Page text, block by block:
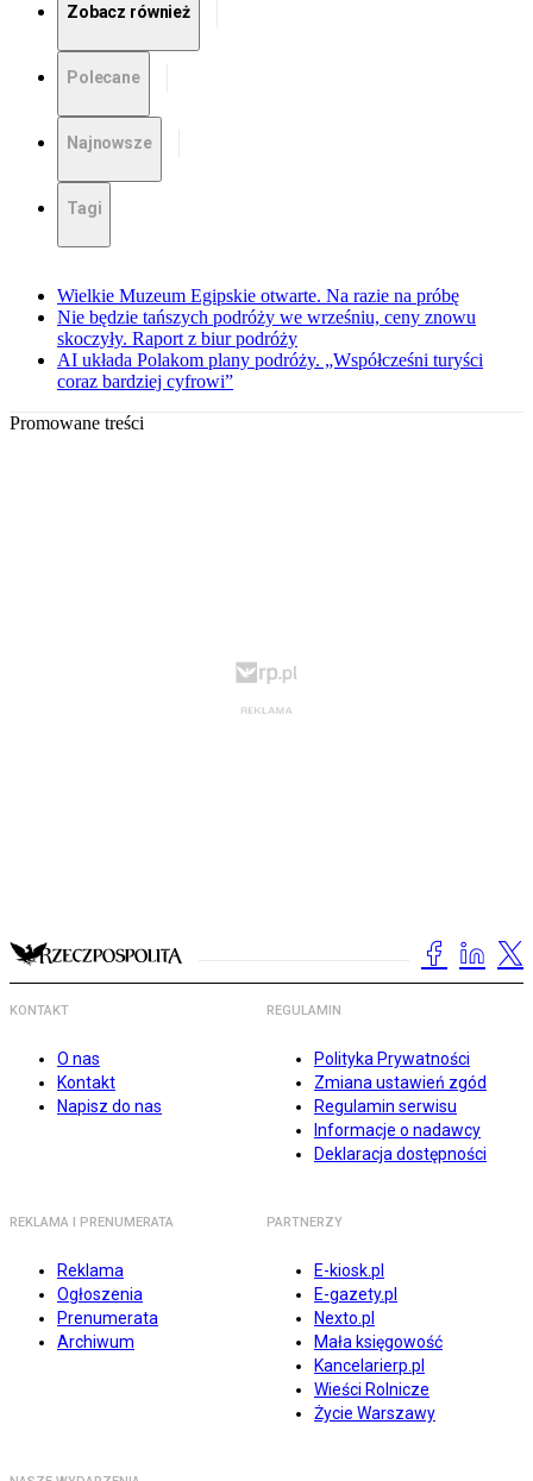
Zobacz również
Polecane
Najnowsze
Tagi
Wielkie Muzeum Egipskie otwarte. Na razie na próbę
Nie będzie tańszych podróży we wrześniu, ceny znowu
skoczyły. Raport z biur podróży
AI układa Polakom plany podróży. „Współcześni turyści
coraz bardziej cyfrowi”
Promowane treści
KONTAKT
O nas
Kontakt
Napisz do nas
REGULAMIN
Polityka Prywatności
Zmiana ustawień zgód
Regulamin serwisu
Informacje o nadawcy
Deklaracja dostępności
REKLAMA I PRENUMERATA
Reklama
Ogłoszenia
Prenumerata
Archiwum
PARTNERZY
E-kiosk.pl
E-gazety.pl
Nexto.pl
Mała księgowość
Kancelarierp.pl
Wieści Rolnicze
Życie Warszawy